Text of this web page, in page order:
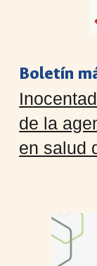
Boletín
de la
en salud